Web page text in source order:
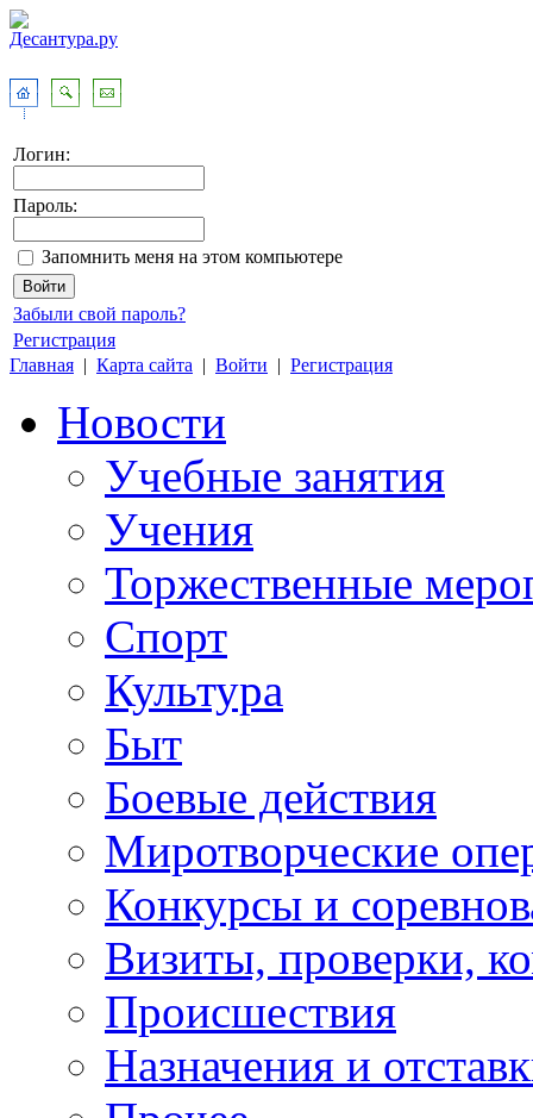
Логин:
Пароль:
Запомнить меня на этом компьютере
Забыли свой пароль?
Регистрация
Главная | Карта сайта | Войти | Регистрация
Новости
Учебные занятия
Учения
Торжественные
Спорт
Культура
Быт
Боевые действия
Миротворческие
Конкурсы и
Визиты, проверки,
Происшествия
Назначения и